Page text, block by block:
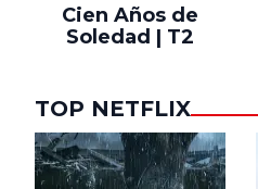
Cien Años de
Soledad | T2
TOP NETFLIX